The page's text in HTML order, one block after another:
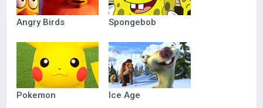
Angry Birds Spongebob
Pokemon Ice Age